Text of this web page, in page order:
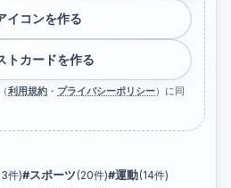
イコンを作る
トカードを作る
利用規約 ・ プライバシーポリシー）に同
件)#スポーツ (20件)#運動(14件)